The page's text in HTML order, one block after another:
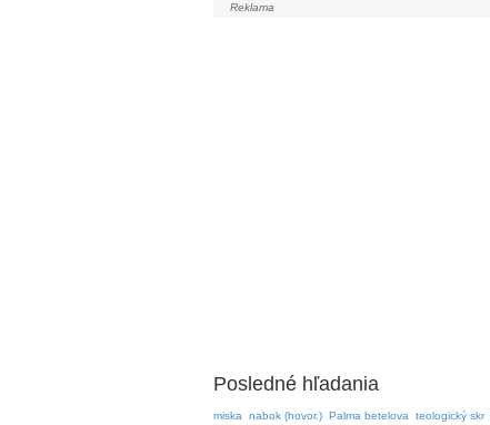
Posledné hľadania
miska nabok (hovor.) Palma betelova teologický skr